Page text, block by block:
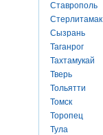
Ставрополь
Стерлитамак
Сызрань
Таганрог
Тахтамукай
Тверь
Тольятти
Томск
Торопец
Тула